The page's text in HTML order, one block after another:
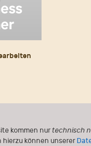
kommen nurtechnisch
können unserer